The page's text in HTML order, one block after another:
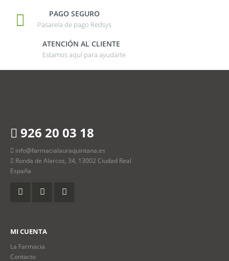
PAGO SEGURO
Pasarela de pago Redsys
ATENCIÓN AL CLIENTE
Estamos aquí para ayudarte
926 20 03 18
info@farmacialauraquintana.es
Ronda de Alarcos, 34, 13002 Ciudad Real
España
MI CUENTA
La Farmacia
Contacto